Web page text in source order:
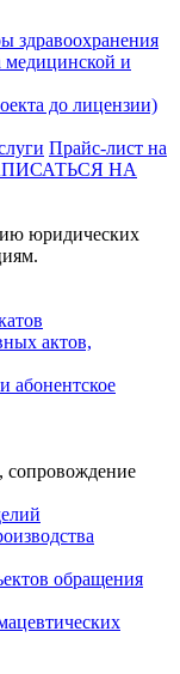
здравоохранения
медицинской и
до лицензии)
Прайс-лист на
НА
юридических
актов,
абонентское
сопровождение
обращения